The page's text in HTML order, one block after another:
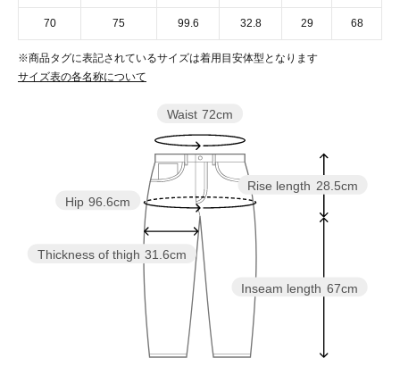
70 75 99.6 32.8 29 68
※商品タグに表記されているサイズは着用目安体型となります
サイズ表の各名称について
Inseam length 67cm
Rise length 28.5cm
Thickness of thigh 31.6cm
Hip 96.6cm
Waist 72cm